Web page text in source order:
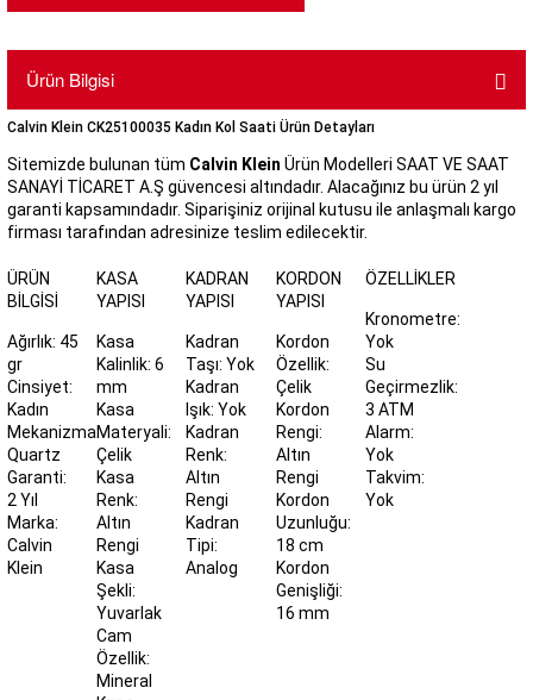
Ürün Bilgisi
Calvin Klein CK25100035 Kadın Kol Saati Ürün Detayları
Sitemizde bulunan tüm Calvin Klein Ürün Modelleri SAAT VE SAAT
SANAYİ TİCARET A.Ş güvencesi altındadır. Alacağınız bu ürün 2 yıl
garanti kapsamındadır. Siparişiniz orijinal kutusu ile anlaşmalı kargo
firması tarafından adresinize teslim edilecektir.
ÜRÜN
BILGISI
Ağırlık: 45
gr
Cinsiyet:
Kadın
Mekanizma:
Quartz
Garanti:
2 Yıl
Marka:
Calvin
Klein
KASA
YAPISI
Kasa
Kalinlik: 6
mm
Kasa
Materyali:
Çelik
Kasa
Renk:
Altın
Rengi
Kasa
Şekli:
Yuvarlak
Cam
Özellik:
Mineral
KADRAN
YAPISI
Kadran
Taşı: Yok
Kadran
Işık: Yok
Kadran
Renk:
Altın
Rengi
Kadran
Tipi:
Analog
KORDON
YAPISI
Kordon
Özellik:
Çelik
Kordon
Rengi:
Altın
Rengi
Kordon
Uzunluğu:
18 cm
Kordon
Genişliği:
16 mm
ÖZELLIKLER
Kronometre:
Yok
Su
Geçirmezlik:
3 ATM
Alarm:
Yok
Takvim:
Yok